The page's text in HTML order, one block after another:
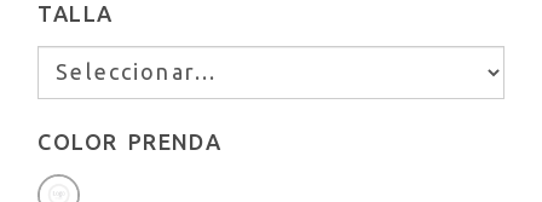
TALLA
COLOR PRENDA